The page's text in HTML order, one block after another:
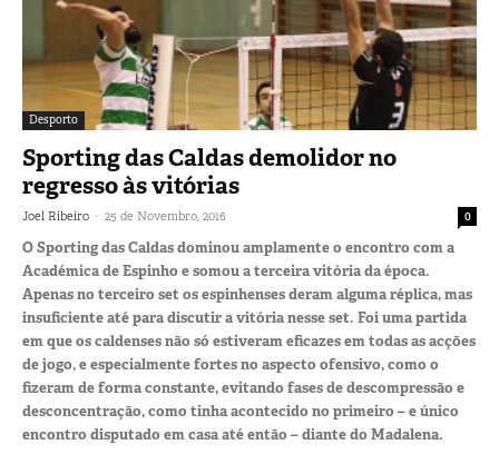
Desporto
Sporting das Caldas demolidor no
regresso às vitórias
Joel Ribeiro - 25 de Novembro, 2016 0
O Sporting das Caldas dominou amplamente o encontro com a
Académica de Espinho e somou a terceira vitória da época.
Apenas no terceiro set os espinhenses deram alguma réplica, mas
insuficiente até para discutir a vitória nesse set. Foi uma partida
em que os caldenses não só estiveram eficazes em todas as acções
de jogo, e especialmente fortes no aspecto ofensivo, como o
fizeram de forma constante, evitando fases de descompressão e
desconcentração, como tinha acontecido no primeiro – e único
encontro disputado em casa até então – diante do Madalena.